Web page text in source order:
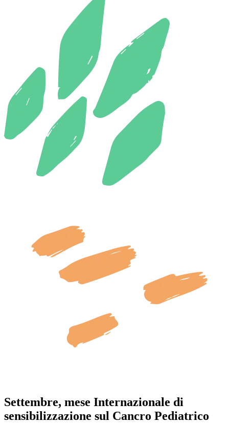
Settembre, mese Internazionale di
sensibilizzazione sul Cancro Pediatrico